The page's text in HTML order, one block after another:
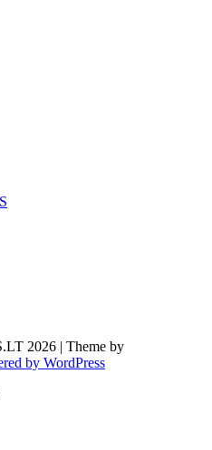
2026 | Theme by
by WordPress